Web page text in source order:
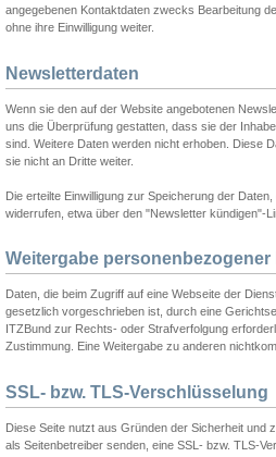
angegebenen Kontaktdaten zwecks Bearbeitung
ohne ihre Einwilligung weiter.
Newsletterdaten
Wenn sie den auf der Website angebotenen
uns die Überprüfung gestatten, dass sie der
sind. Weitere Daten werden nicht erhoben. Diese
sie nicht an Dritte weiter.
Die erteilte Einwilligung zur Speicherung der
widerrufen, etwa über den "Newsletter kündigen"-
Weitergabe personenbezogener
Daten, die beim Zugriff auf eine Webseite der
gesetzlich vorgeschrieben ist, durch eine
ITZBund zur Rechts- oder Strafverfolgung
Zustimmung. Eine Weitergabe zu anderen
SSL- bzw. TLS-Verschlüsselung
Diese Seite nutzt aus Gründen der Sicherheit und
als Seitenbetreiber senden, eine SSL- bzw. TLS-